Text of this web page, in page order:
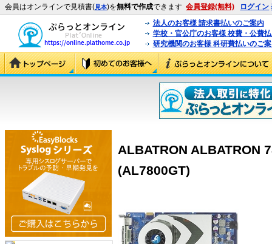
会員はオンラインで見積書(見本)を無料で作成できます 会員登録(無料) ログイン
法人のお客様 請求書払いのご案内
学校・官公庁のお客様 校費・公費
研究機関のお客様 科研費払いのご
ALBATRON ALBATRON
(AL7800GT)